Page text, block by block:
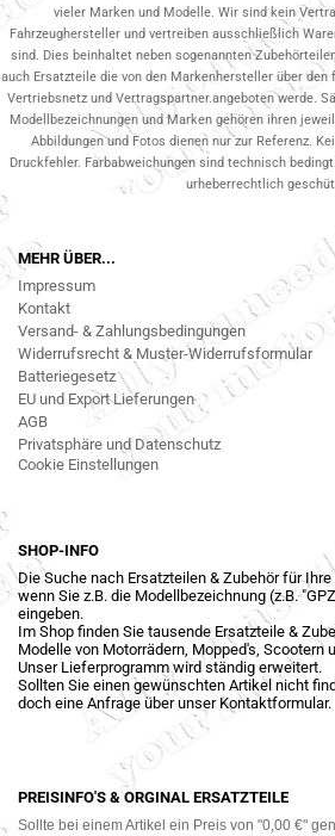
vieler Marken und Modelle. Wir sind kein
Fahrzeughersteller und vertreiben ausschließlich
sind. Dies beinhaltet neben sogenannten
auch Ersatzteile die von den Markenhersteller über den
Vertriebsnetz und Vertragspartner.angeboten werde.
Modellbezeichnungen und Marken gehören ihren
Abbildungen und Fotos dienen nur zur Referenz.
Druckfehler. Farbabweichungen sind technisch
urheberrechtlich
MEHR ÜBER...
Impressum
Kontakt
Versand- & Zahlungsbedingungen
Widerrufsrecht & Muster-Widerrufsformular
Batteriegesetz
EU und Export Lieferungen
AGB
Privatsphäre und Datenschutz
Cookie Einstellungen
SHOP-INFO
Die Suche nach Ersatzteilen & Zubehör für
wenn Sie z.B. die Modellbezeichnung (z.B.
eingeben.
Im Shop finden Sie tausende Ersatzteile &
Modelle von Motorrädern, Mopped's, Scootern
Unser Lieferprogramm wird ständig erweitert.
Sollten Sie einen gewünschten Artikel nicht
doch eine Anfrage über unser Kontaktformular.
PREISINFO'S & ORGINAL ERSATZTEILE
Sollte bei einem Artikel ein Preis von "0,00 €"